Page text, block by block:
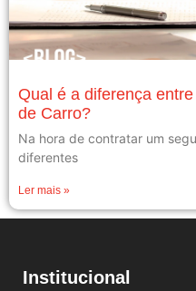
Qual é a diferença
de Carro?
Na hora de contratar um
diferentes
Ler mais »
Institucional